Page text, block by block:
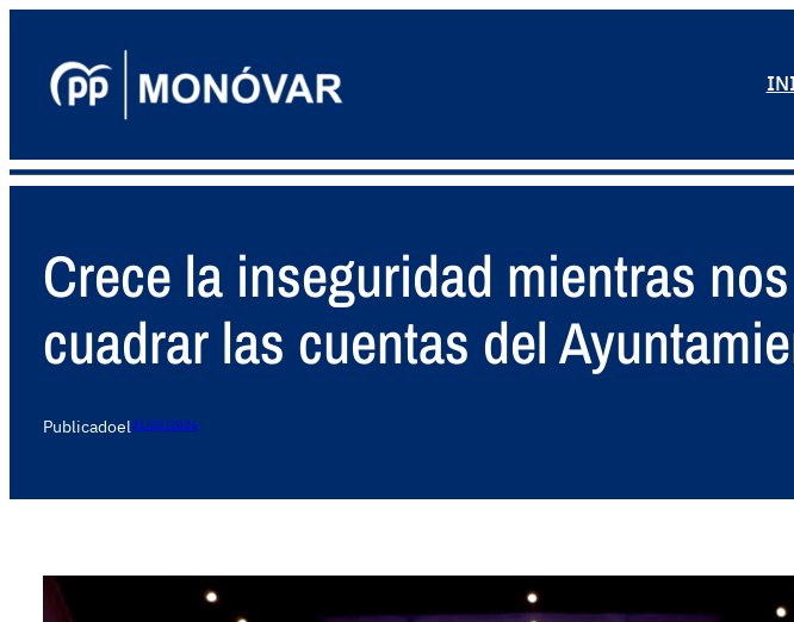
Crece la inseguridad mientras
cuadrar las cuentas del
Publicadoel31/03/2026